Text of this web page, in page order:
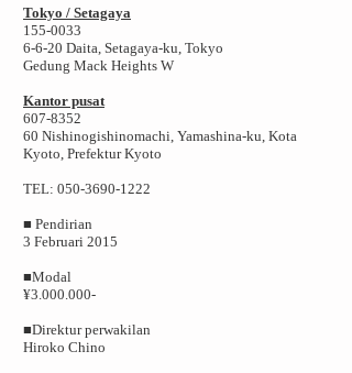
Tokyo / Setagaya
155-0033
6-6-20 Daita, Setagaya-ku, Tokyo
Gedung Mack Heights W
Kantor pusat
607-8352
60 Nishinogishinomachi, Yamashina-ku, Kota
Kyoto, Prefektur Kyoto
TEL: 050-3690-1222
■ Pendirian
3 Februari 2015
■Modal
¥3.000.000-
■Direktur perwakilan
Hiroko Chino